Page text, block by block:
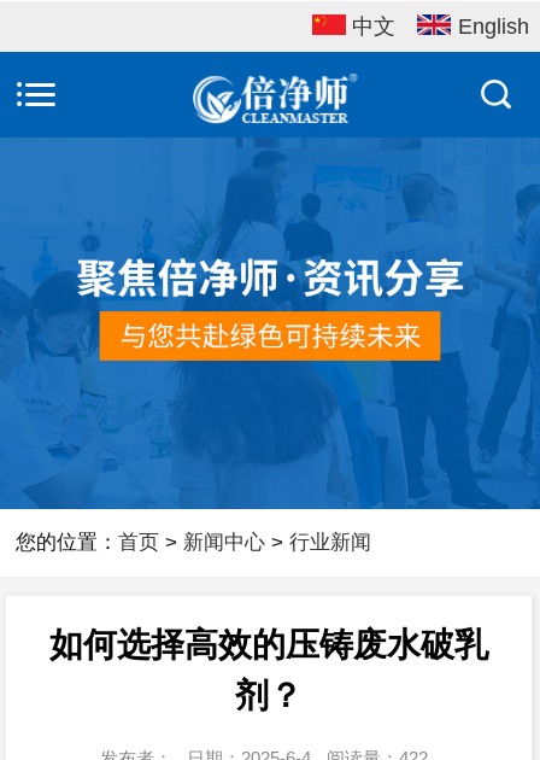
中文 English
您的位置：首页 > 新闻中心 >行业新闻
如何选择高效的压铸废水破乳
剂？